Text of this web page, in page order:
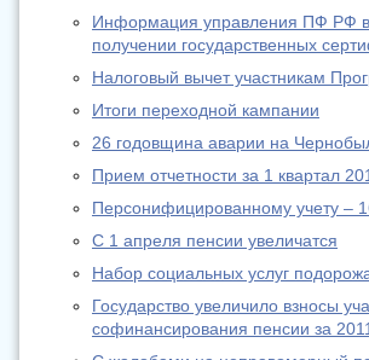
Информация управления ПФ РФ в
получении государственных
Налоговый вычет участникам
Итоги переходной кампании
26 годовщина аварии на
Прием отчетности за 1 квартал
Персонифицированному учету –
С 1 апреля пенсии увеличатся
Набор социальных услуг
Государство увеличило взносы
софинансирования пенсии за